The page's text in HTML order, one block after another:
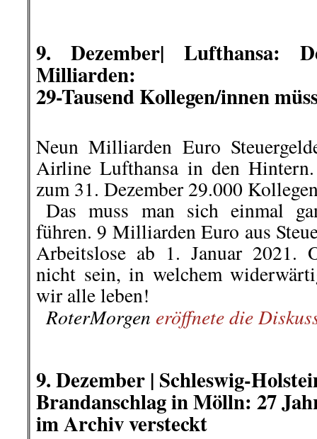
9. Dezember| Lufthansa:
Milliarden:
29-Tausend Kollegen/innen
Neun Milliarden Euro
Airline Lufthansa in den
zum 31. Dezember 29.000
Das muss man sich einmal
führen. 9 Milliarden Euro aus
Arbeitslose ab 1. Januar 2021.
nicht sein, in welchem
wir alle leben!
..RoterMorgen eröffnete die
9. Dezember | Schleswig-
Brandanschlag in Mölln: 27
im Archiv versteckt